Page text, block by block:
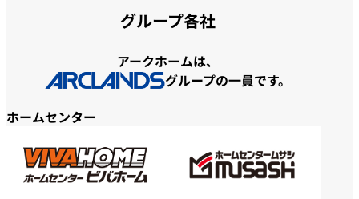
グループ各社
アークホームは、
グループの一員です。
ホームセンター